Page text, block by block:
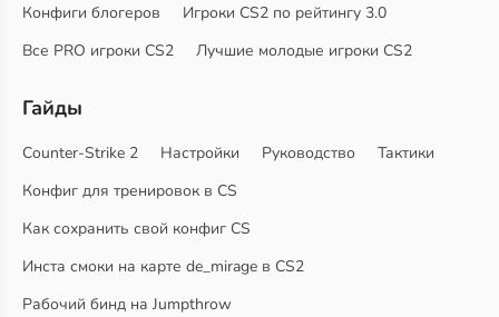
Конфиги блогеров
Игроки CS2 по рейтингу 3.0
Все PRO игроки CS2
Лучшие молодые игроки CS2
Гайды
Counter-Strike 2 Настройки Руководство
Тактики
Конфиг для тренировок в CS
Как сохранить свой конфиг CS
Инста смоки на карте de_mirage в CS2
Рабочий бинд на Jumpthrow